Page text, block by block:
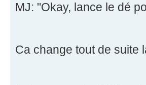
MJ: "Okay, lance le dé
Ca change tout de suite